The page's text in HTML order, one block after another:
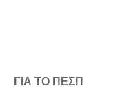
ΓΙΑ TO ΠΕΣΠ